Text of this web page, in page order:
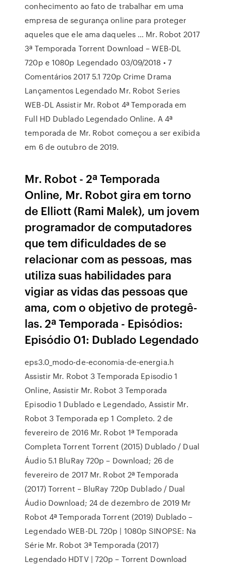
conhecimento ao fato de trabalhar em uma
empresa de segurança online para proteger
aqueles que ele ama daqueles … Mr. Robot 2017
3ª Temporada Torrent Download – WEB-DL
720p e 1080p Legendado 03/09/2018 • 7
Comentários 2017 5.1 720p Crime Drama
Lançamentos Legendado Mr. Robot Series
WEB-DL Assistir Mr. Robot 4ª Temporada em
Full HD Dublado Legendado Online. A 4ª
temporada de Mr. Robot começou a ser exibida
em 6 de outubro de 2019.
Mr. Robot - 2ª Temporada
Online, Mr. Robot gira em torno
de Elliott (Rami Malek), um jovem
programador de computadores
que tem dificuldades de se
relacionar com as pessoas, mas
utiliza suas habilidades para
vigiar as vidas das pessoas que
ama, com o objetivo de protegê-
las. 2ª Temporada - Episódios:
Episódio 01: Dublado Legendado
eps3.0_modo-de-economia-de-energia.h
Assistir Mr. Robot 3 Temporada Episodio 1
Online, Assistir Mr. Robot 3 Temporada
Episodio 1 Dublado e Legendado, Assistir Mr.
Robot 3 Temporada ep 1 Completo. 2 de
fevereiro de 2016 Mr. Robot 1ª Temporada
Completa Torrent Torrent (2015) Dublado / Dual
Áudio 5.1 BluRay 720p – Download; 26 de
fevereiro de 2017 Mr. Robot 2ª Temporada
(2017) Torrent – BluRay 720p Dublado / Dual
Áudio Download; 24 de dezembro de 2019 Mr
Robot 4ª Temporada Torrent (2019) Dublado –
Legendado WEB-DL 720p | 1080p SINOPSE: Na
Série Mr. Robot 3ª Temporada (2017)
Legendado HDTV | 720p – Torrent Download